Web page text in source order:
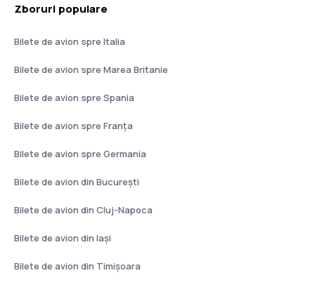
Zboruri populare
Bilete de avion spre Italia
Bilete de avion spre Marea Britanie
Bilete de avion spre Spania
Bilete de avion spre Franţa
Bilete de avion spre Germania
Bilete de avion din București
Bilete de avion din Cluj-Napoca
Bilete de avion din Iași
Bilete de avion din Timișoara